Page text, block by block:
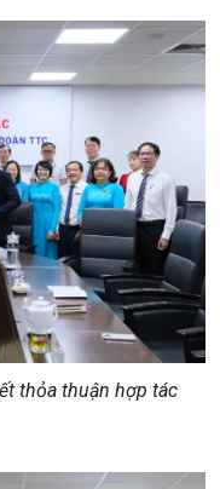
thỏa thuận hợp tác